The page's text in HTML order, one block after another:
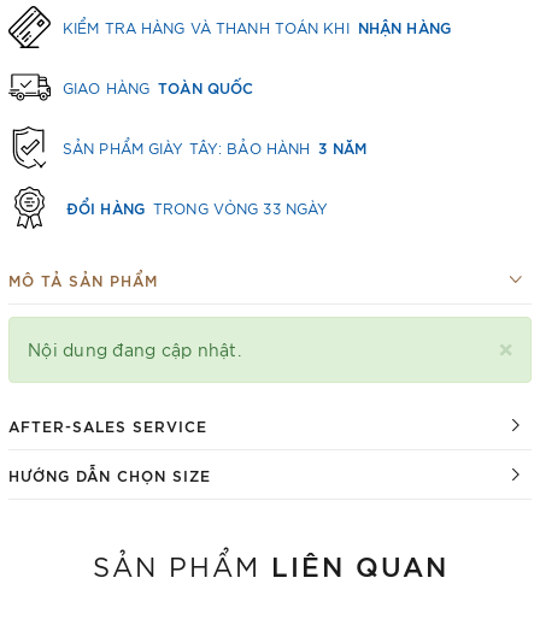
KIỂM TRA HÀNG VÀ THANH TOÁN KHI NHẬN HÀNG
GIAO HÀNG TOÀN QUỐC
SẢN PHẨM GIÀY TÂY: BẢO HÀNH 3 NĂM
ĐỔI HÀNG TRONG VÒNG 33 NGÀY
MÔ TẢ SẢN PHẨM
×
Nội dung đang cập nhật.
AFTER-SALES SERVICE
HƯỚNG DẪN CHỌN SIZE
SẢN PHẨM LIÊN QUAN